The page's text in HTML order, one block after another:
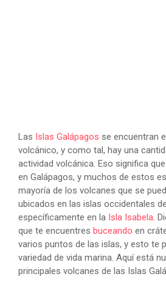
Las Islas Galápagos se encuentran
volcánico, y como tal, hay una
actividad volcánica. Eso significa
en Galápagos, y muchos de estos
mayoría de los volcanes que se
ubicados en las islas occidentales
específicamente en la Isla Isabela.
que te encuentres buceando en
varios puntos de las islas, y esto te
variedad de vida marina. Aquí está
principales volcanes de las Islas